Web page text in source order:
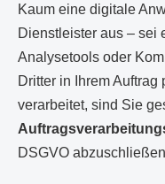
Kaum eine digitale
Dienstleister aus – sei
Analysetools oder
Dritter in Ihrem
verarbeitet, sind Sie
DSGVO